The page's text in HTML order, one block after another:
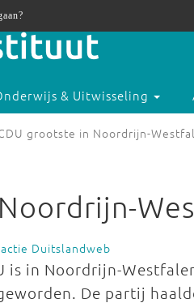
& Uitwisseling
grootste in Noordrijn-
Duitslandweb
is in Noordrijn-
De partij